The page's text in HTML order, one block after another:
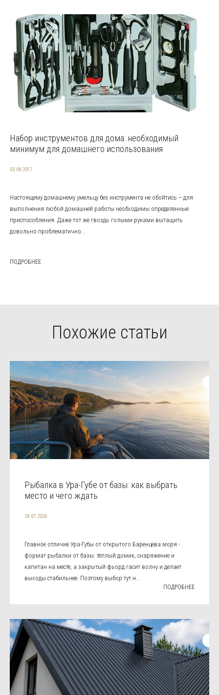
Набор инструментов для дома: необходимый
минимум для домашнего использования
03.08.2017
Настоящему домашнему умельцу без инструмента не обойтись – для
выполнения любой домашней работы необходимы определенные
приспособления. Даже тот же гвоздь голыми руками вытащить
довольно проблематично...
ПОДРОБНЕЕ
Похожие статьи
Рыбалка в Ура-Губе от базы: как выбрать
место и чего ждать
24.07.2026
Главное отличие Ура-Губы от открытого Баренцева моря -
формат рыбалки от базы: тёплый домик, снаряжение и
капитан на месте, а закрытый фьорд гасит волну и делает
выходы стабильнее. Поэтому выбор тут н...
ПОДРОБНЕЕ